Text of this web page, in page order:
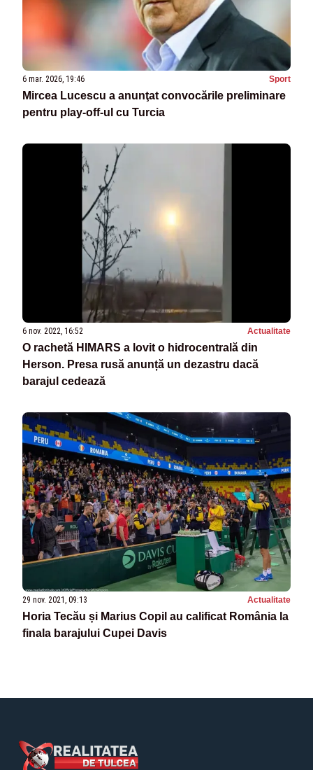
6 mar. 2026, 19:46 Sport
Mircea Lucescu a anunţat convocările preliminare
pentru play-off-ul cu Turcia
6 nov. 2022, 16:52 Actualitate
O rachetă HIMARS a lovit o hidrocentrală din
Herson. Presa rusă anunță un dezastru dacă
barajul cedează
29 nov. 2021, 09:13 Actualitate
Horia Tecău și Marius Copil au calificat România la
finala barajului Cupei Davis